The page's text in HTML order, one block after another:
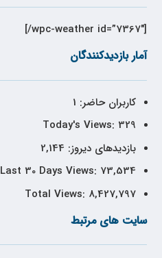
[wpc-weather id=”7367″/]
آمار بازدیدکنندگان
کاربران حاضر: 1
Today's Views: 329
بازدیدهای دیروز: 2,144
Last 30 Days Views: 73,534
Total Views: 8,427,797
سایت های مرتبط